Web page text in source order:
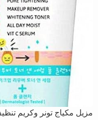
مزيل مكياج تونر وكريم